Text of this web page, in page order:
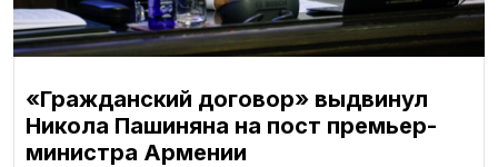
«Гражданский договор» выдвинул
Никола Пашиняна на пост премьер-
министра Армении